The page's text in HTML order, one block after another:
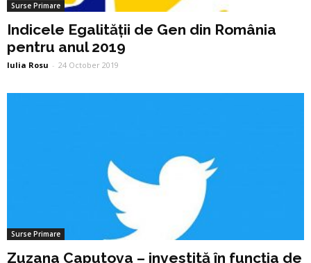
Surse Primare
Indicele Egalității de Gen din România
pentru anul 2019
Iulia Rosu - 24 October 2019
Surse Primare
Zuzana Caputova – investită în funcția de